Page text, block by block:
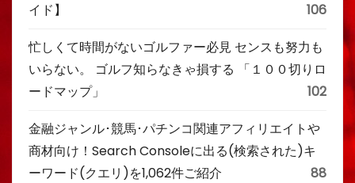
イド】
106
忙しくて時間がないゴルファー必見 センスも努力も
いらない。 ゴルフ知らなきゃ損する 「１００切りロ
ードマップ」
102
金融ジャンル･競馬･パチンコ関連アフィリエイトや
商材向け！Search Consoleに出る(検索された)キ
ーワード(クエリ)を1,062件ご紹介
88